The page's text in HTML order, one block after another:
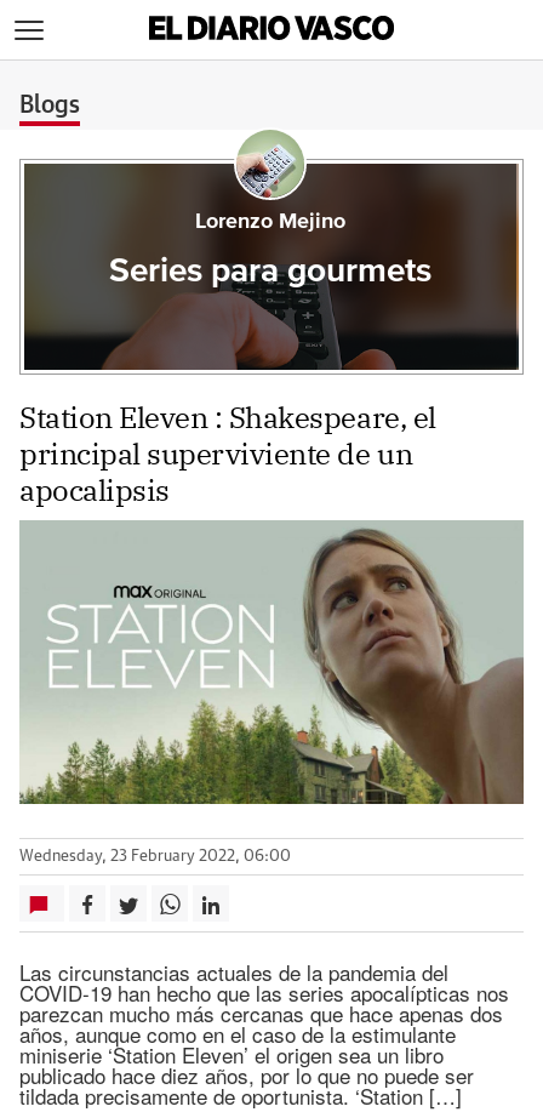
Blogs
Lorenzo Mejino
Series para gourmets
Station Eleven : Shakespeare, el
principal superviviente de un
apocalipsis
Wednesday, 23 February 2022, 06:00
Las circunstancias actuales de la pandemia del
COVID-19 han hecho que las series apocalípticas nos
parezcan mucho más cercanas que hace apenas dos
años, aunque como en el caso de la estimulante
miniserie ‘Station Eleven’ el origen sea un libro
publicado hace diez años, por lo que no puede ser
tildada precisamente de oportunista. ‘Station […]